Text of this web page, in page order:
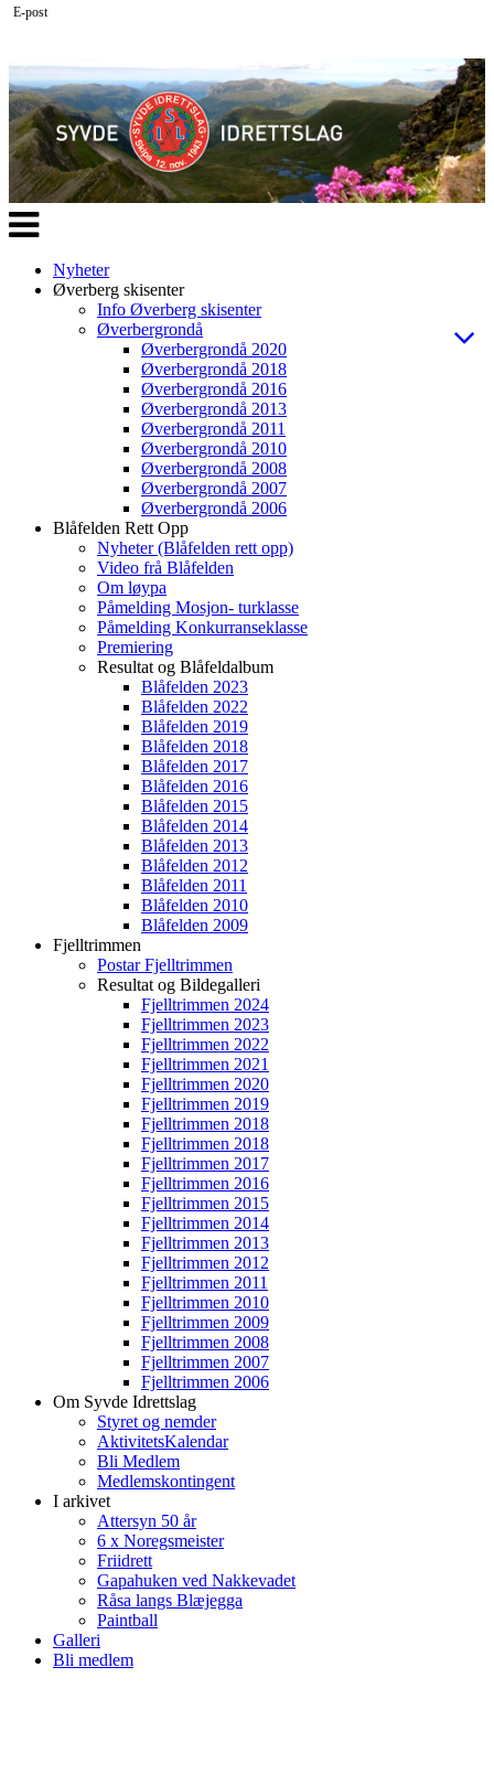
Veksle
navigasjon
Nyheter
Øverberg skisenter
Info Øverberg skisenter
Øverbergrondå
Øverbergrondå 2020
Øverbergrondå 2018
Øverbergrondå 2016
Øverbergrondå 2013
Øverbergrondå 2011
Øverbergrondå 2010
Øverbergrondå 2008
Øverbergrondå 2007
Øverbergrondå 2006
Blåfelden Rett Opp
Nyheter (Blåfelden rett opp)
Video frå Blåfelden
Om løypa
Påmelding Mosjon- turklasse
Påmelding Konkurranseklasse
Premiering
Resultat og Blåfeldalbum
Blåfelden 2023
Blåfelden 2022
Blåfelden 2019
Blåfelden 2018
Blåfelden 2017
Blåfelden 2016
Blåfelden 2015
Blåfelden 2014
Blåfelden 2013
Blåfelden 2012
Blåfelden 2011
Blåfelden 2010
Blåfelden 2009
Fjelltrimmen
Postar Fjelltrimmen
Resultat og Bildegalleri
Fjelltrimmen 2024
Fjelltrimmen 2023
Fjelltrimmen 2022
Fjelltrimmen 2021
Fjelltrimmen 2020
Fjelltrimmen 2019
Fjelltrimmen 2018
Fjelltrimmen 2018
Fjelltrimmen 2017
Fjelltrimmen 2016
Fjelltrimmen 2015
Fjelltrimmen 2014
Fjelltrimmen 2013
Fjelltrimmen 2012
Fjelltrimmen 2011
Fjelltrimmen 2010
Fjelltrimmen 2009
Fjelltrimmen 2008
Fjelltrimmen 2007
Fjelltrimmen 2006
Om Syvde Idrettslag
Styret og nemder
AktivitetsKalendar
Bli Medlem
Medlemskontingent
I arkivet
Attersyn 50 år
6 x Noregsmeister
Friidrett
Gapahuken ved Nakkevadet
Råsa langs Blæjegga
Paintball
Galleri
Bli medlem
E-post